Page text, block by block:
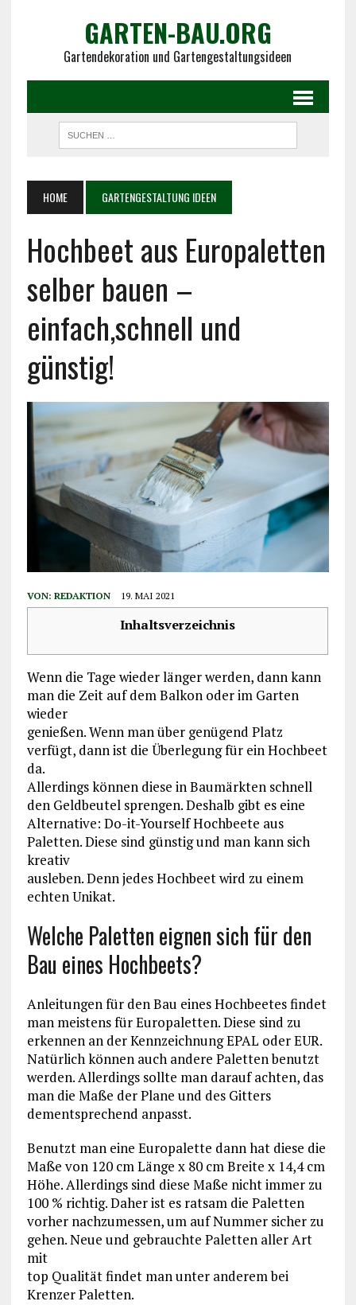
GARTEN-BAU.ORG
Gartendekoration und Gartengestaltungsideen
HOME GARTENGESTALTUNG IDEEN
Hochbeet aus Europaletten
selber bauen –
einfach,schnell und
günstig!
VON: REDAKTION 19. MAI 2021
Inhaltsverzeichnis
Wenn die Tage wieder länger werden, dann kann
man die Zeit auf dem Balkon oder im Garten
wieder
genießen. Wenn man über genügend Platz
verfügt, dann ist die Überlegung für ein Hochbeet
da.
Allerdings können diese in Baumärkten schnell
den Geldbeutel sprengen. Deshalb gibt es eine
Alternative: Do-it-Yourself Hochbeete aus
Paletten. Diese sind günstig und man kann sich
kreativ
ausleben. Denn jedes Hochbeet wird zu einem
echten Unikat.
Welche Paletten eignen sich für den
Bau eines Hochbeets?
Anleitungen für den Bau eines Hochbeetes findet
man meistens für Europaletten. Diese sind zu
erkennen an der Kennzeichnung EPAL oder EUR.
Natürlich können auch andere Paletten benutzt
werden. Allerdings sollte man darauf achten, das
man die Maße der Plane und des Gitters
dementsprechend anpasst.
Benutzt man eine Europalette dann hat diese die
Maße von 120 cm Länge x 80 cm Breite x 14,4 cm
Höhe. Allerdings sind diese Maße nicht immer zu
100 % richtig. Daher ist es ratsam die Paletten
vorher nachzumessen, um auf Nummer sicher zu
gehen. Neue und gebrauchte Paletten aller Art
mit
top Qualität findet man unter anderem bei
Krenzer Paletten.